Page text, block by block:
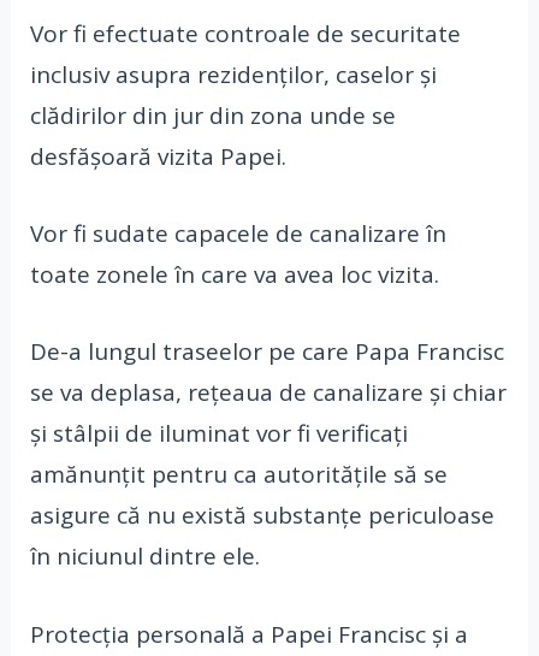
Vor fi efectuate controale de securitate
inclusiv asupra rezidenţilor, caselor şi
clădirilor din jur din zona unde se
desfăşoară vizita Papei.
Vor fi sudate capacele de canalizare în
toate zonele în care va avea loc vizita.
De-a lungul traseelor pe care Papa Francisc
se va deplasa, reţeaua de canalizare şi chiar
şi stâlpii de iluminat vor fi verificaţi
amănunţit pentru ca autorităţile să se
asigure că nu există substanţe periculoase
în niciunul dintre ele.
Protecţia personală a Papei Francisc şi a